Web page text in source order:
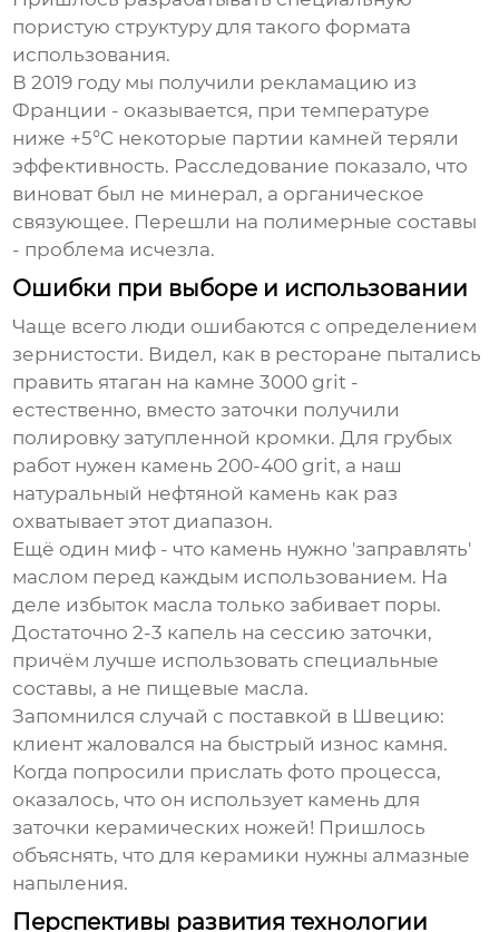
пористую структуру для такого формата
использования.
В 2019 году мы получили рекламацию из
Франции - оказывается, при температуре
ниже +5°C некоторые партии камней теряли
эффективность. Расследование показало, что
виноват был не минерал, а органическое
связующее. Перешли на полимерные составы
- проблема исчезла.
Ошибки при выборе и использовании
Чаще всего люди ошибаются с определением
зернистости. Видел, как в ресторане пытались
править ятаган на камне 3000 grit -
естественно, вместо заточки получили
полировку затупленной кромки. Для грубых
работ нужен камень 200-400 grit, а наш
натуральный нефтяной камень как раз
охватывает этот диапазон.
Ещё один миф - что камень нужно 'заправлять'
маслом перед каждым использованием. На
деле избыток масла только забивает поры.
Достаточно 2-3 капель на сессию заточки,
причём лучше использовать специальные
составы, а не пищевые масла.
Запомнился случай с поставкой в Швецию:
клиент жаловался на быстрый износ камня.
Когда попросили прислать фото процесса,
оказалось, что он использует камень для
заточки керамических ножей! Пришлось
объяснять, что для керамики нужны алмазные
напыления.
Перспективы развития технологии